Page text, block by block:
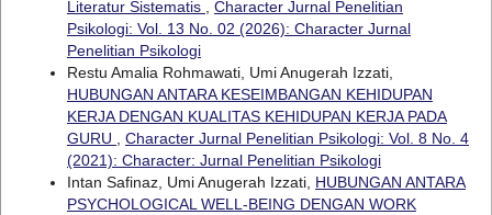
Literatur Sistematis
Character Jurnal Penelitian
Psikologi: Vol. 13 No. 02 (2026): Character Jurnal
Penelitian Psikologi
Restu Amalia Rohmawati, Umi Anugerah Izzati,
HUBUNGAN ANTARA KESEIMBANGAN KEHIDUPAN
KERJA DENGAN KUALITAS KEHIDUPAN KERJA PADA
GURU
Character Jurnal Penelitian Psikologi: Vol. 8 No. 4
(2021): Character: Jurnal Penelitian Psikologi
Intan Safinaz, Umi Anugerah Izzati, HUBUNGAN ANTARA
PSYCHOLOGICAL WELL-BEING DENGAN WORK